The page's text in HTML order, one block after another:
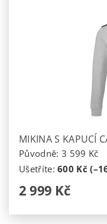
MIKINA S KAPUCÍ
Původně: 3 599 Kč
Ušetříte:600 Kč
2 999 Kč